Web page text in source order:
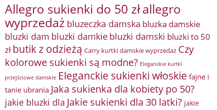
Allegro sukienki do 50 złallegro
wyprzedaż bluzeczka damska bluzka damskie
bluzki dam bluzki damkie bluzki damski bluzki to 50
zł butik z odzieżą Carry kurtki damskie wyprzedaż Czy
kolorowe sukienki są modne? Eleganckie kurtki
przejściowe damskie Eleganckie sukienki włoskie fajne i
tanie ubrania Jaka sukienka dla kobiety po 50?
jakie bluzki dla Jakie sukienki dla 30 latki? jakie